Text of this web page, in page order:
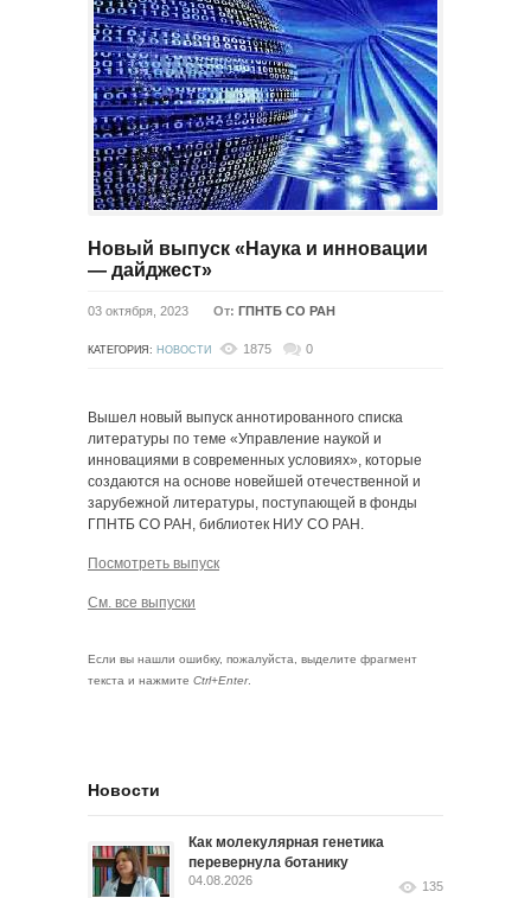
Новый выпуск «Наука и инновации
— дайджест»
03 октября, 2023 От: ГПНТБ СО РАН
КАТЕГОРИЯ: НОВОСТИ 1875 0
Вышел новый выпуск аннотированного списка
литературы по теме «Управление наукой и
инновациями в современных условиях», которые
создаются на основе новейшей отечественной и
зарубежной литературы, поступающей в фонды
ГПНТБ СО РАН, библиотек НИУ СО РАН.
Посмотреть выпуск
См. все выпуски
Если вы нашли ошибку, пожалуйста, выделите фрагмент
текста и нажмите Ctrl+Enter.
Новости
Как молекулярная генетика
перевернула ботанику
04.08.2026 135